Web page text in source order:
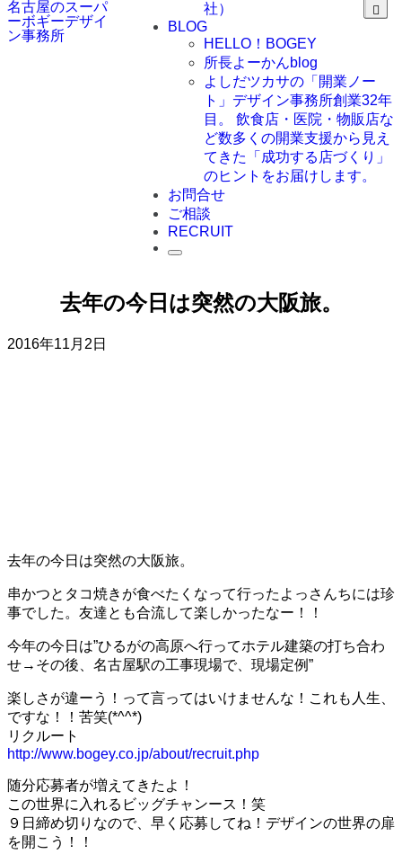
社）
BLOG
HELLO！BOGEY
所長よーかんblog
よしだツカサの「開業ノー
ト」 デザイン事務所創業32年
目。 飲食店・医院・物販店な
ど数多くの開業支援から見え
てきた「成功する店づくり」
のヒントをお届けします。
お問合せ
ご相談
RECRUIT
去年の今日は突然の大阪旅。
2016年11月2日
去年の今日は突然の大阪旅。
串かつとタコ焼きが食べたくなって行ったよっさんちには珍
事でした。友達とも合流して楽しかったなー！！
今年の今日は”ひるがの高原へ行ってホテル建築の打ち合わ
せ→その後、名古屋駅の工事現場で、現場定例”
楽しさが違ーう！って言ってはいけませんな！これも人生、
ですな！！苦笑(*^^*)
リクルート
http://www.bogey.co.jp/about/recruit.php
随分応募者が増えてきたよ！
この世界に入れるビッグチャンース！笑
９日締め切りなので、早く応募してね！デザインの世界の扉
を開こう！！